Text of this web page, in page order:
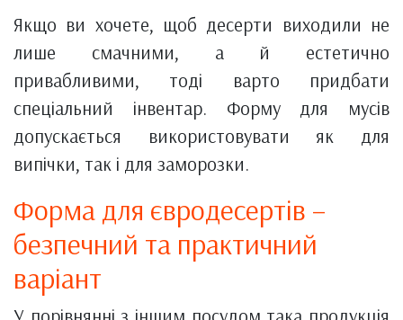
Якщо ви хочете, щоб десерти виходили не
лише смачними, а й естетично
привабливими, тоді варто придбати
спеціальний інвентар. Форму для мусів
допускається використовувати як для
випічки, так і для заморозки.
Форма для євродесертів –
безпечний та практичний
варіант